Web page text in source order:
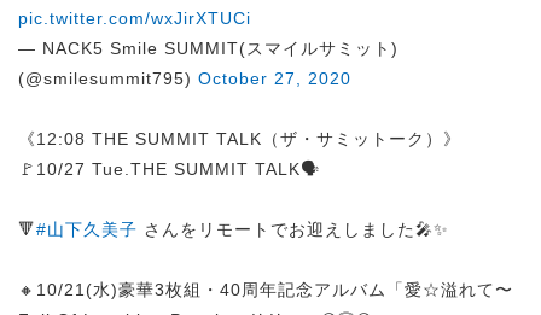
pic.twitter.com/wxJirXTUCi
— NACK5 Smile SUMMIT(スマイルサミット)
(@smilesummit795) October 27, 2020
《12:08 THE SUMMIT TALK（ザ・サミットーク）》
🚩10/27 Tue.THE SUMMIT TALK🗣️
🔻#山下久美子 さんをリモートでお迎えしました🎤✨
🔸10/21(水)豪華3枚組・40周年記念アルバム「愛☆溢れて〜